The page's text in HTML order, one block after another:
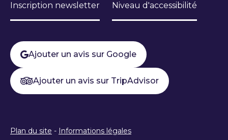
Inscription newsletter Niveau d'accessibilité
Ajouter un avis sur Google
Ajouter un avis sur TripAdvisor
Plan du site - Informations légales